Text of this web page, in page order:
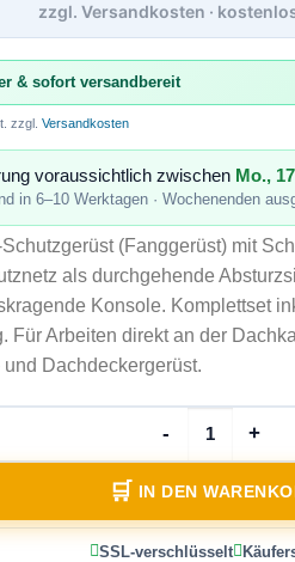
zzgl. Versandkosten ·
& sofort versandbereit
zzgl. Versandkosten
voraussichtlich zwischen Mo.,
in 6–10 Werktagen · Wochenenden
(Fanggerüst) mit
als durchgehende
Konsole. Komplettset
Für Arbeiten direkt an der
und Dachdeckergerüst.
IN DEN
SSL-verschlüsselt